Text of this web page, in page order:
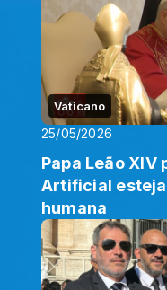
Vaticano
25/05/2026
Papa Leão
Artificial
humana